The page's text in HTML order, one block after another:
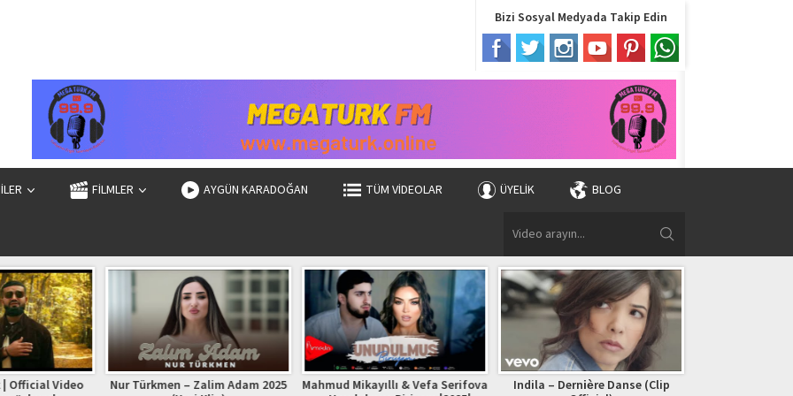
Bizi Sosyal Medyada Takip Edin
FİLMLER AYGÜN KARADOĞAN TÜM VIDEOLAR ÜYELIK BLOG
Official Video
Nur Türkmen – Zalim Adam 2025
Mahmud Mikayıllı & Vefa Serifova
Indila – Dernière Danse (Clip